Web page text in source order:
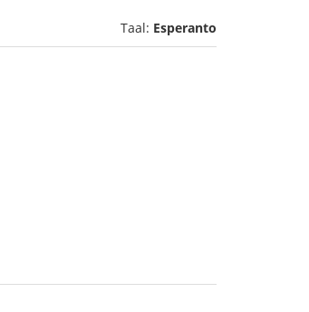
Taal: Esperanto